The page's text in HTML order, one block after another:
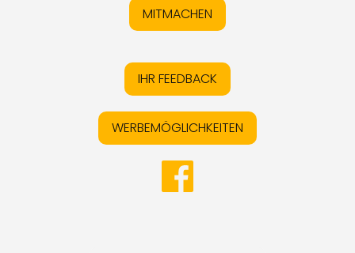
MITMACHEN
IHR FEEDBACK
WERBEMÖGLICHKEITEN